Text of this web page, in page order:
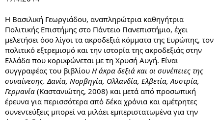
Η Βασιλική Γεωργιάδου, αναπληρώτρια καθηγήτρια
Πολιτικής Επιστήμης στο Πάντειο Πανεπιστήμιο, έχει
μελετήσει όσο λίγοι τα ακροδεξιά κόμματα της Ευρώπης, τον
πολιτικό εξτρεμισμό και την ιστορία της ακροδεξιάς στην
Ελλάδα που κορυφώνεται με τη Χρυσή Αυγή. Είναι
συγγραφέας του βιβλίου Η άκρα δεξιά και οι συνέπειες της
συναίνεσης. Δανία, Νορβηγία, Ολλανδία, Ελβετία, Αυστρία,
Γερμανία (Καστανιώτης, 2008) και μετά από προσωπική
έρευνα για περισσότερα από δέκα χρόνια και αμέτρητες
συνεντεύξεις μπορεί να μιλάει εμπεριστατωμένα για την